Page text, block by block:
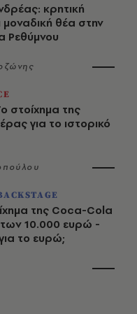
κρητική
μοναδική θέα στην
Ρεθύμνου
στοίχημα της
για το ιστορικό
της Coca-Cola
των 10.000 ευρώ -
το ευρώ;